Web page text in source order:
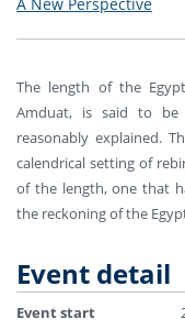
The length of the
Amduat, is said to be
reasonably explained.
calendrical setting of
of the length, one that
the reckoning of the
Event detail
Event start